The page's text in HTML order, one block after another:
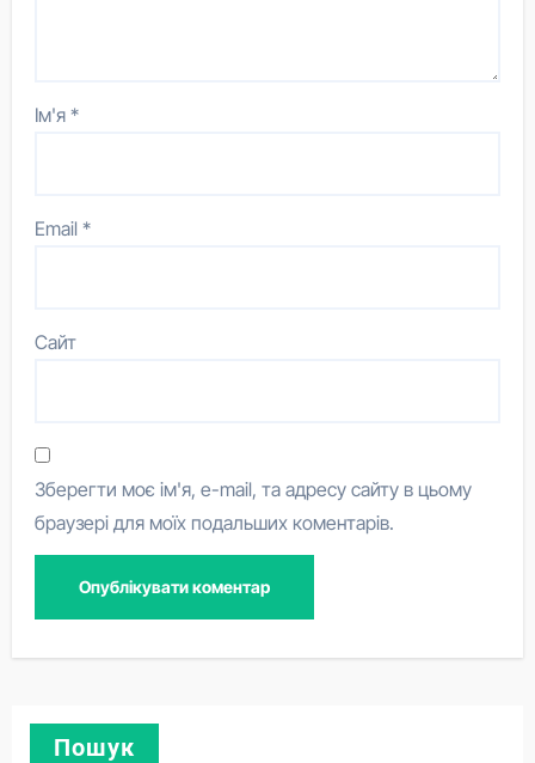
Ім'я*
Email*
Сайт
Зберегти моє ім'я, e-mail, та адресу сайту в цьому
браузері для моїх подальших коментарів.
Пошук